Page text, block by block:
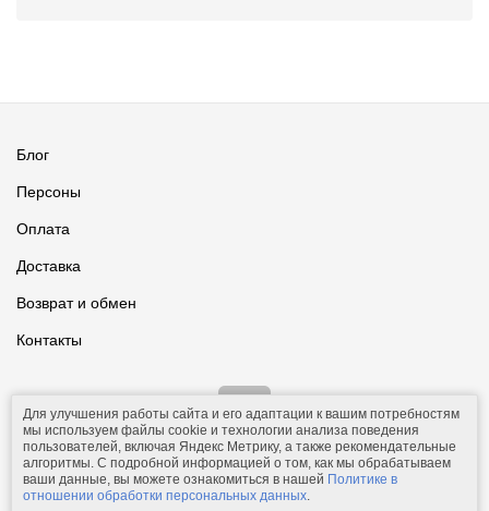
Блог
Персоны
Оплата
Доставка
Возврат и обмен
Контакты
© 2011-2026.Comfolio.ru— интернет-магазин текстиля и товаров
для дома.
Для улучшения работы сайта и его адаптации к вашим потребностям
мы используем файлы cookie и технологии анализа поведения
пользователей, включая Яндекс Метрику, а также рекомендательные
алгоритмы. С подробной информацией о том, как мы обрабатываем
ваши данные, вы можете ознакомиться в нашей Политике в
отношении обработки персональных данных.